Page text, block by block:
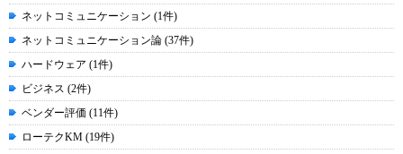
ネットコミュニケーション (1件)
ネットコミュニケーション論 (37件)
ハードウェア (1件)
ビジネス (2件)
ベンダー評価 (11件)
ローテクKM (19件)